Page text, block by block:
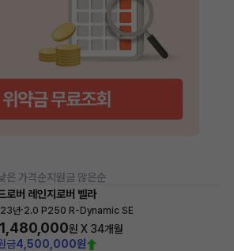
은 가격순지원금 많은순
로버 레인지로버 벨라
년·2.0 P250 R-Dynamic SE
1,480,000원 X 34개월
금4,500,000원